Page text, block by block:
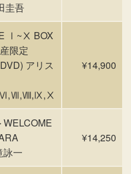
圭吾
Ⅰ~Ⅹ BOX
限定
アリス
¥14,900
詠一
¥14,250